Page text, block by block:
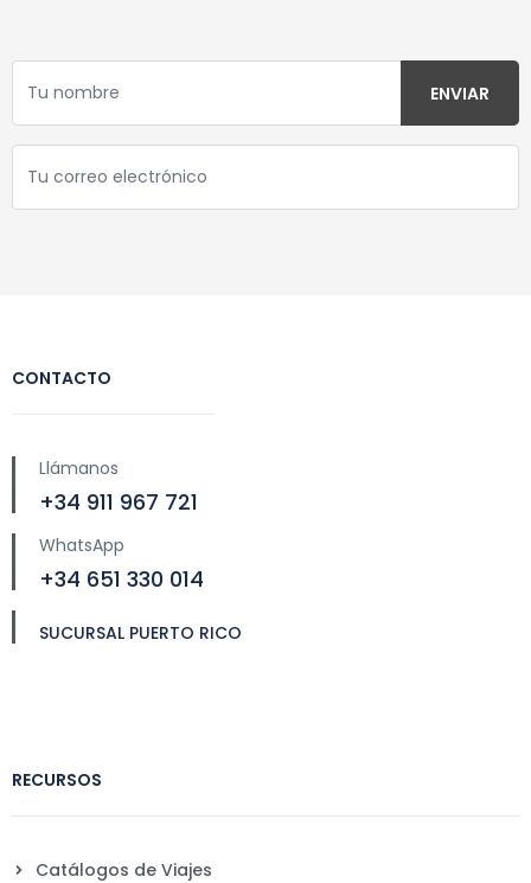
CONTACTO
Llámanos
+34 911 967 721
WhatsApp
+34 651 330 014
SUCURSAL PUERTO RICO
RECURSOS
Catálogos de Viajes